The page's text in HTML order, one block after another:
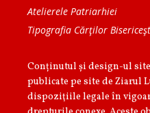
Atelierele Patriarhiei
Tipografia Cărţilor
Conținutul și design-ul
publicate pe site de Ziarul
dispoziţiile legale în